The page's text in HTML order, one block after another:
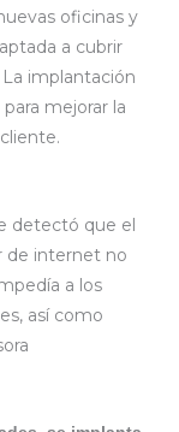
oficinas y
a cubrir
implantación
mejorar la
detectó que el
de internet no
a los
así como